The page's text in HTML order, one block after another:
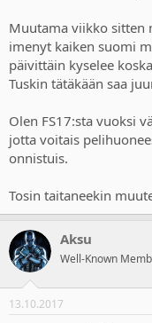
Muutama viikko sitten
imenyt kaiken suomi
päivittäin kyselee
Tuskin tätäkään saa
Olen FS17:sta vuoksi
jotta voitais
onnistuis.
Tosin taitaneekin
Aksu
Well-Known
13.10.2017